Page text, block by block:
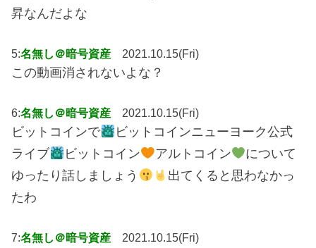
昇なんだよな
5:名無し＠暗号資産 2021.10.15(Fri)
この動画消されないよな？
6:名無し＠暗号資産 2021.10.15(Fri)
ビットコインで
ビットコインニューヨーク公式
ライブ
ビットコイン アルトコイン
について
ゆったり話しましょう
出てくると思わなかっ
たわ
7:名無し＠暗号資産 2021.10.15(Fri)